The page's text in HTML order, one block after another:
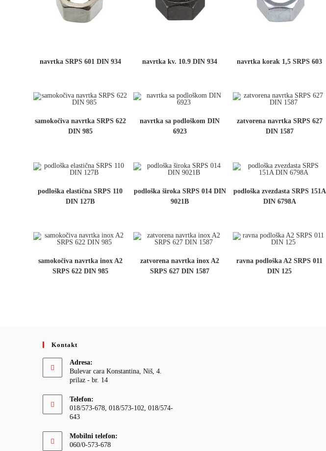
navrtka SRPS 601 DIN 934 navrtka kv. 10.9 DIN 934 navrtka korak 1,5 SRPS 603
samokočiva navrtka SRPS 622
DIN 985
navrtka sa podloškom DIN
6923
zatvorena navrtka SRPS 627
DIN 1587
podloška elastična SRPS 110
DIN 127B
podloška široka SRPS 014 DIN
9021B
podloška zvezdasta SRPS 151A
DIN 6798A
samokočiva navrtka inox A2
SRPS 622 DIN 985
zatvorena navrtka inox A2
SRPS 627 DIN 1587
ravna podloška A2 SRPS 011
DIN 125
Kontakt
Adresa:
Bulevar cara Konstantina, Niš, 4.
prilaz - br. 14
Telefon:
018/573-678, 018/573-102, 018/574-
643
Mobilni telefon:
060/0-573-678